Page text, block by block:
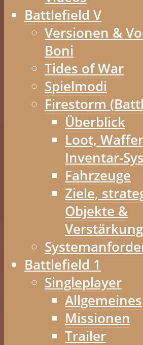
Battlefield V
Versionen &
Boni
Tides of War
Spielmodi
Firestorm
Überblick
Loot,
Inventar-
Fahrzeuge
Ziele,
Objekte &
Battlefield 1
Singleplayer
Allgemeines
Missionen
Trailer